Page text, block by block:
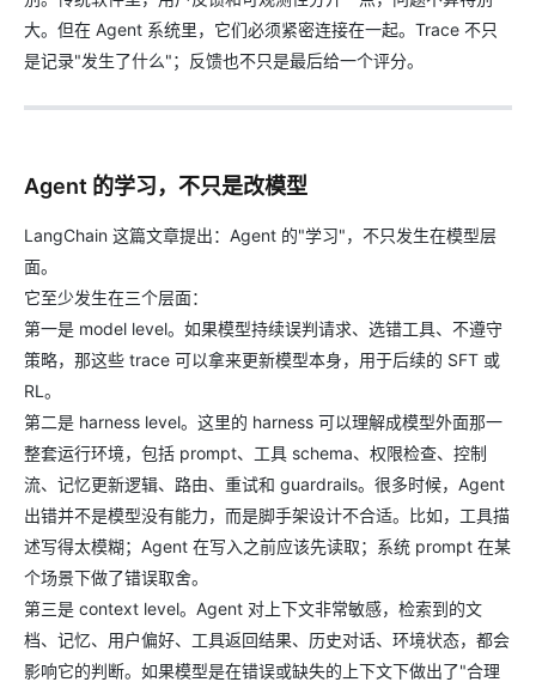
大。但在 Agent 系统里，它们必须紧密连接在一起。Trace 不只
是记录"发生了什么"；反馈也不只是最后给一个评分。
Agent 的学习，不只是改模型
LangChain 这篇文章提出：Agent 的"学习"，不只发生在模型层
面。
它至少发生在三个层面：
第一是 model level。如果模型持续误判请求、选错工具、不遵守
策略，那这些 trace 可以拿来更新模型本身，用于后续的 SFT 或
RL。
第二是 harness level。这里的 harness 可以理解成模型外面那一
整套运行环境，包括 prompt、工具 schema、权限检查、控制
流、记忆更新逻辑、路由、重试和 guardrails。很多时候，Agent
出错并不是模型没有能力，而是脚手架设计不合适。比如，工具描
述写得太模糊；Agent 在写入之前应该先读取；系统 prompt 在某
个场景下做了错误取舍。
第三是 context level。Agent 对上下文非常敏感，检索到的文
档、记忆、用户偏好、工具返回结果、历史对话、环境状态，都会
影响它的判断。如果模型是在错误或缺失的上下文下做出了"合理